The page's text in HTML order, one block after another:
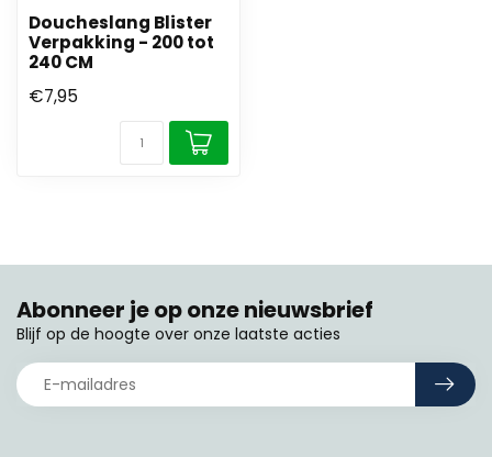
Doucheslang Blister
Verpakking - 200 tot
240 CM
€7,95
Abonneer je op onze nieuwsbrief
Blijf op de hoogte over onze laatste acties